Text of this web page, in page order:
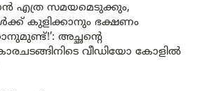
എത്ര സമയമെടുക്കും,
കുളിക്കാനും ഭക്ഷണം
അച്ഛന്റെ
വീഡിയോ കോളിൽ